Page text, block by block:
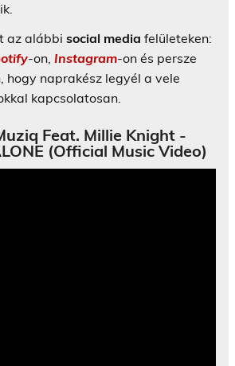
az alábbi social media felületeken:
-on, Instagram-on és persze
hogy naprakész legyél a vele
kapcsolatosan.
Feat. Millie Knight -
(Official Music Video)